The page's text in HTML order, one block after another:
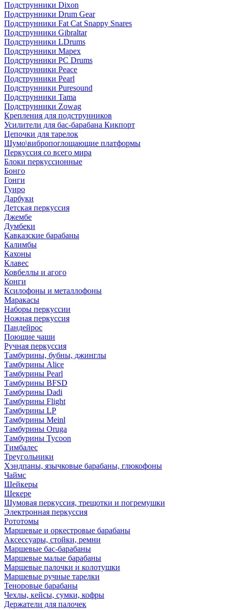
Подструнники Dixon
Подструнники Drum Gear
Подструнники Fat Cat Snappy Snares
Подструнники Gibraltar
Подструнники LDrums
Подструнники Mapex
Подструнники PC Drums
Подструнники Peace
Подструнники Pearl
Подструнники Puresound
Подструнники Tama
Подструнники Zowag
Крепления для подструнников
Усилители для бас-барабана Кикпорт
Цепочки для тарелок
Шумо\вибропоглощающие платформы
Перкуссия со всего мира
Блоки перкуссионные
Бонго
Гонги
Гуиро
Дарбуки
Детская перкуссия
Джембе
Думбеки
Кавказские барабаны
Калимбы
Кахоны
Клавес
Ковбеллы и агого
Конги
Ксилофоны и металлофоны
Маракасы
Наборы перкуссии
Ножная перкуссия
Пандейрос
Поющие чаши
Ручная перкуссия
Тамбурины, бубны, джинглы
Тамбурины Alice
Тамбурины Pearl
Тамбурины BFSD
Тамбурины Dadi
Тамбурины Flight
Тамбурины LP
Тамбурины Meinl
Тамбурины Oruga
Тамбурины Tycoon
Тимбалес
Треугольники
Хэндпаны, язычковые барабаны, глюкофоны
Чаймс
Шейкеры
Шекере
Шумовая перкуссия, трещотки и погремушки
Электронная перкуссия
Рототомы
Маршевые и оркестровые барабаны
Аксессуары, стойки, ремни
Маршевые бас-барабаны
Маршевые малые барабаны
Маршевые палочки и колотушки
Маршевые ручные тарелки
Теноровые барабаны
Чехлы, кейсы, сумки, кофры
Держатели для палочек